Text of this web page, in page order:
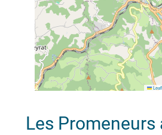
Les Promeneurs